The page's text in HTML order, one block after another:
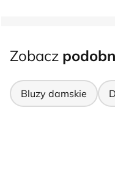
Zobacz
Bluzy damskie